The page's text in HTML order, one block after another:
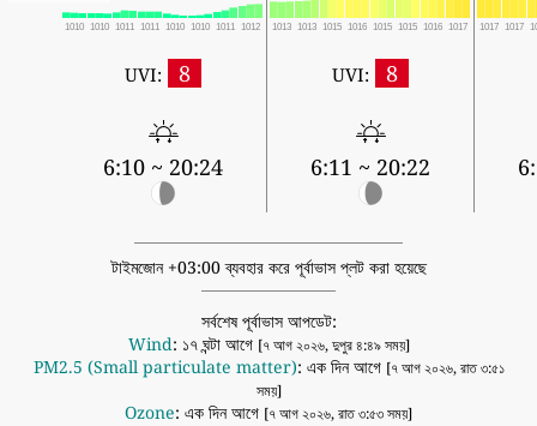
1010 1010 1011 1011 1010 1010 1011 1012 1013 1013 1015 1016 1015 1015 1016 1017 1017 1017
UVI: 8
6:10 ~ 20:24
UVI: 8
6:11 ~ 20:22
টাইমজোন +03:00 ব্যবহার করে পূর্বাভাস প্লট করা হয়েছে
সর্বশেষ পূর্বাভাস আপডেট:
Wind: ১৭ ঘন্টা আগে [৭ আগ ২০২৬, দুপুর ৪:৪৯ সময়]
PM2.5 (Small particulate matter): এক দিন আগে [৭ আগ ২০২৬, রাত ৩:৫১
সময়]
Ozone: এক দিন আগে [৭ আগ ২০২৬, রাত ৩:৫৩ সময়]